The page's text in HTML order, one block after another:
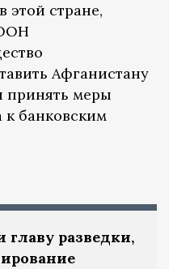
этой стране,
Афганистану
принять меры
к банковским
разведки,